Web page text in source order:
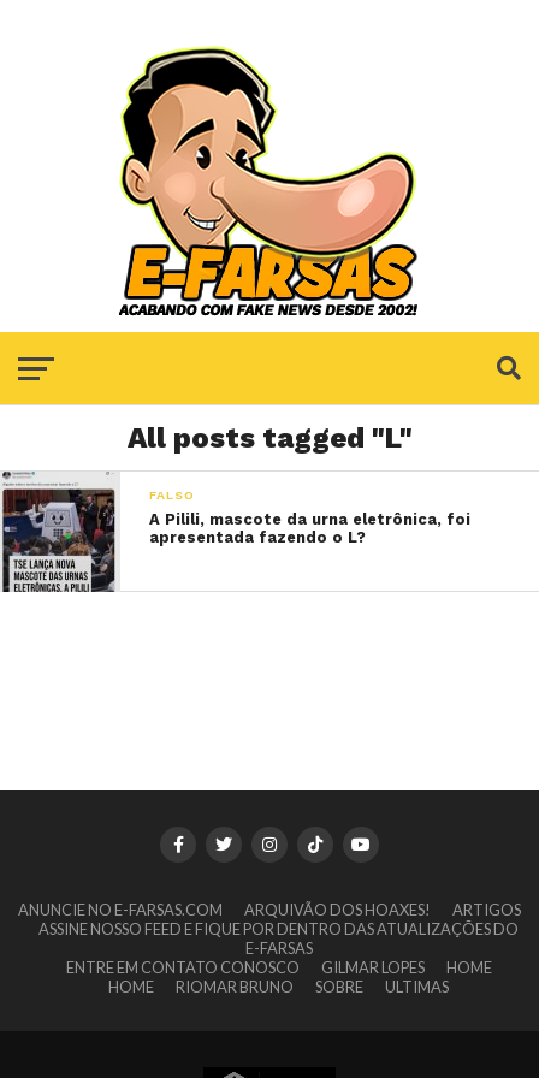
All posts tagged "L"
FALSO
A Pilili, mascote da urna eletrônica, foi
apresentada fazendo o L?
ANUNCIE NO E-FARSAS.COM ARQUIVÃO DOS HOAXES!
ARTIGOS
ASSINE NOSSO FEED E FIQUE POR DENTRO DAS ATUALIZAÇÕES DO
E-FARSAS
ENTRE EM CONTATO CONOSCO
GILMAR LOPES
HOME
HOME
RIOMAR BRUNO SOBRE ULTIMAS